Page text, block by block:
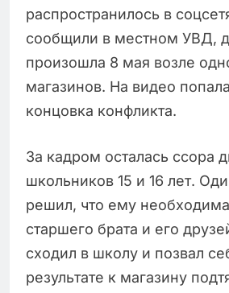
распространилось в
сообщили в местном УВД,
произошла 8 мая возле
магазинов. На видео
концовка конфликта.
За кадром осталась ссора
школьников 15 и 16 лет.
решил, что ему
старшего брата и его
сходил в школу и позвал
результате к магазину